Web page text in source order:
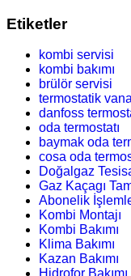
Etiketler
kombi servisi
kombi bakımı
brülör servisi
termostatik vana
danfoss
oda termostatı
baymak oda
cosa oda
Doğalgaz
Gaz Kaçagı
Abonelik
Kombi Montajı
Kombi Bakımı
Klima Bakımı
Kazan Bakımı